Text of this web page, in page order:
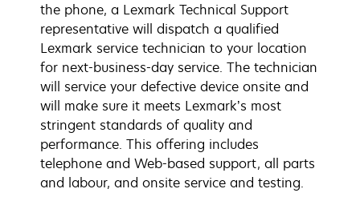
the phone, a Lexmark Technical Support
representative will dispatch a qualified
Lexmark service technician to your location
for next-business-day service. The technician
will service your defective device onsite and
will make sure it meets Lexmark’s most
stringent standards of quality and
performance. This offering includes
telephone and Web-based support, all parts
and labour, and onsite service and testing.